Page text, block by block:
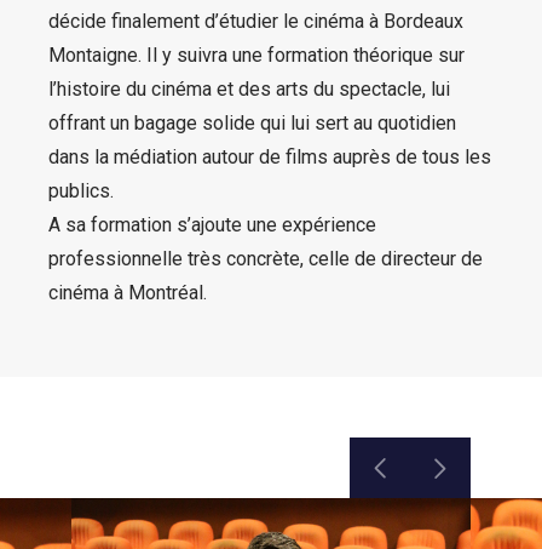
décide finalement d’étudier le cinéma à Bordeaux
Montaigne. Il y suivra une formation théorique sur
l’histoire du cinéma et des arts du spectacle, lui
offrant un bagage solide qui lui sert au quotidien
dans la médiation autour de films auprès de tous les
publics.
A sa formation s’ajoute une expérience
professionnelle très concrète, celle de directeur de
cinéma à Montréal.